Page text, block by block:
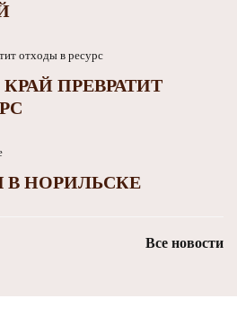
ПРЕВРАТИТ
В НОРИЛЬСКЕ
Все новости